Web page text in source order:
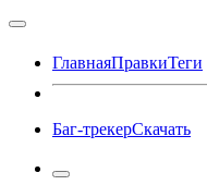
ГлавнаяПравкиТеги
Баг-трекерСкачать